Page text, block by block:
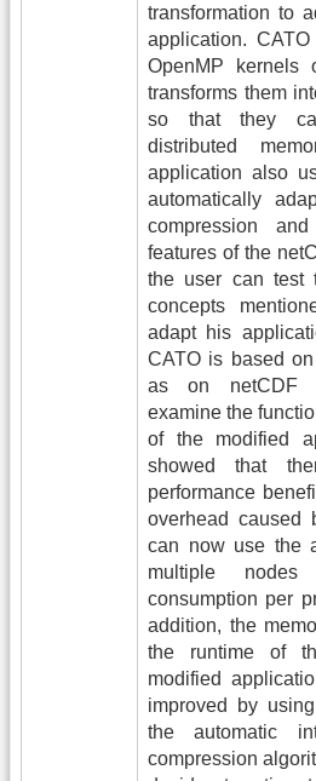
transformation to
application.
OpenMP kernels
transforms them
so that they
distributed
application also
automatically
compression
features of the
the user can test
concepts
adapt his
CATO is based
as on netCDF
examine the
of the modified
showed that
performance
overhead caused
can now use the
multiple
consumption per
addition, the
the runtime of
modified
improved by
the automatic
compression